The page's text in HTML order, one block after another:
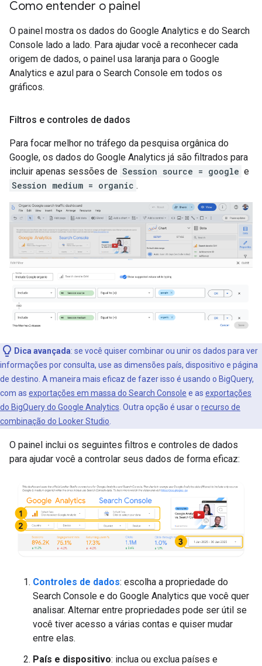
Como entender o painel
O painel mostra os dados do Google Analytics e do Search
Console lado a lado. Para ajudar você a reconhecer cada
origem de dados, o painel usa laranja para o Google
Analytics e azul para o Search Console em todos os
gráficos.
Filtros e controles de dados
Para focar melhor no tráfego da pesquisa orgânica do
Google, os dados do Google Analytics já são filtrados para
incluir apenas sessões de Session source = google e
Session medium = organic .
Dica avançada: se você quiser combinar ou unir os dados para ver
informações por consulta, use as dimensões país, dispositivo e página
de destino. A maneira mais eficaz de fazer isso é usando o BigQuery,
com as exportações em massa do Search Console e as exportações
do BigQuery do Google Analytics . Outra opção é usar o recurso de
combinação do Looker Studio
O painel inclui os seguintes filtros e controles de dados
para ajudar você a controlar seus dados de forma eficaz:
Controles de dados: escolha a propriedade do
Search Console e do Google Analytics que você quer
analisar. Alternar entre propriedades pode ser útil se
você tiver acesso a várias contas e quiser mudar
entre elas.
País e dispositivo: inclua ou exclua países e